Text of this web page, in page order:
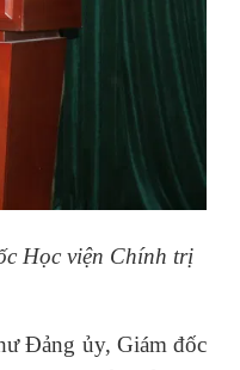
Học viện Chính trị
Đảng ủy, Giám đốc